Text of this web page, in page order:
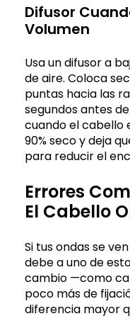
Difusor
Volumen
Usa un difusor a
de aire. Coloca
puntas hacia las
segundos antes
cuando el cabello
90% seco y deja
para reducir el
Errores
El Cabello
Si tus ondas se
debe a uno de
cambio —como
poco más de
diferencia mayor